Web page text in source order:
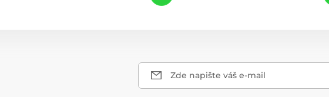
Zde napište váš e-mail